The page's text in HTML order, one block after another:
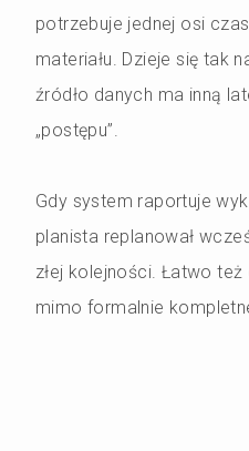
potrzebuje jednej osi
materiału. Dzieje się tak
źródło danych ma inną
„postępu”.
Gdy system raportuje
planista replanował
złej kolejności. Łatwo
mimo formalnie